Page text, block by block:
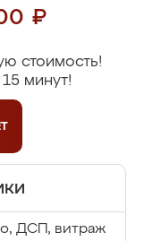
₽
стоимость!
минут!
ДСП, витраж